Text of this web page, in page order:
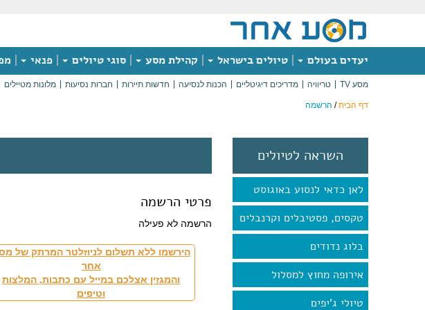
יעדים בעולם טיולים בישראל קהילת מסע סוגי טיולים פנאי
מסע TV טריוויה מדריכים דיגיטליים הכנות לנסיעה חדשות תיירות חברות נסיעות מלונות מטיילים
דף הבית/ הרשמה
השראה לטיולים
לאן כדאי לנסוע באוגוסט
טקסים, פסטיבלים וקרנבלים
בלוג נדודים
אירופה מחוץ למסלול
טיולי ג'יפים
פרטי הרשמה
הרשמה לא פעילה
הירשמו ללא תשלום לניוזלטר המרתק של
אחר
והמגזין אצלכם במייל עם כתבות, המלצות
וטיפים